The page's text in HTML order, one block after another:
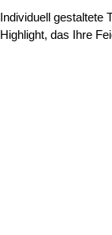
Individuell gestaltete
Highlight, das Ihre